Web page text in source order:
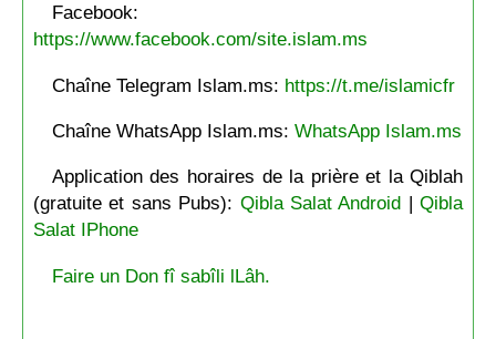
Facebook:
https://www.facebook.com/site.islam.ms
Chaîne Telegram Islam.ms: https://t.me/islamicfr
Chaîne WhatsApp Islam.ms: WhatsApp Islam.ms
Application des horaires de la prière et la Qiblah
(gratuite et sans Pubs): Qibla Salat Android |Qibla
Salat IPhone
Faire un Don fî sabîli lLâh.